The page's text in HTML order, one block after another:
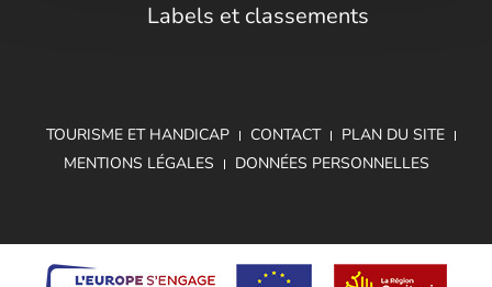
Labels et classements
TOURISME ET HANDICAP CONTACT
PLAN DU SITE
MENTIONS LÉGALES
DONNÉES PERSONNELLES